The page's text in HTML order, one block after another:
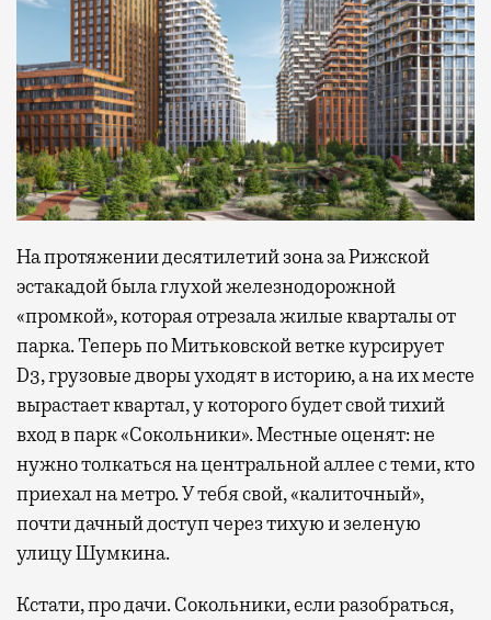
На протяжении десятилетий зона за Рижской
эстакадой была глухой железнодорожной
«промкой», которая отрезала жилые кварталы от
парка. Теперь по Митьковской ветке курсирует
D3, грузовые дворы уходят в историю, а на их месте
вырастает квартал, у которого будет свой тихий
вход в парк «Сокольники». Местные оценят: не
нужно толкаться на центральной аллее с теми, кто
приехал на метро. У тебя свой, «калиточный»,
почти дачный доступ через тихую и зеленую
улицу Шумкина.
Кстати, про дачи. Сокольники, если разобраться,